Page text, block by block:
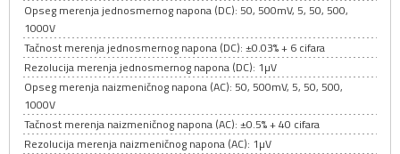
Opseg merenja jednosmernog napona (DC): 50, 500mV, 5, 50, 500,
1000V
Tačnost merenja jednosmernog napona (DC): ±0.03% + 6 cifara
Rezolucija merenja jednosmernog napona (DC): 1µV
Opseg merenja naizmeničnog napona (AC): 50, 500mV, 5, 50, 500,
1000V
Tačnost merenja naizmeničnog napona (AC): ±0.5% + 40 cifara
Rezolucija merenja naizmeničnog napona (AC): 1µV